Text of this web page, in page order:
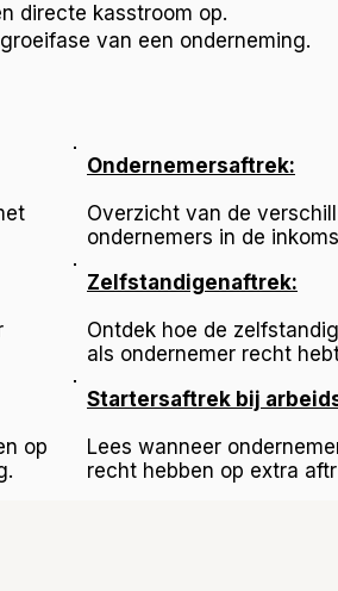
directe kasstroom op.
van een onderneming.
Ondernemersaftrek:
Overzicht van de
ondernemers in de
Zelfstandigenaftrek:
Ontdek hoe de
als ondernemer recht
op
Startersaftrek bij
Lees wanneer
recht hebben op extra